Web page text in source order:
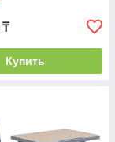
₸
Купить